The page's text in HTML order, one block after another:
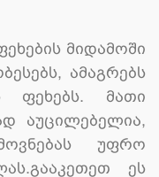
მიდამოში
ამაგრებს
ფეხებს. მათი
აუცილებელია,
უფრო
გააკეთეთ ეს